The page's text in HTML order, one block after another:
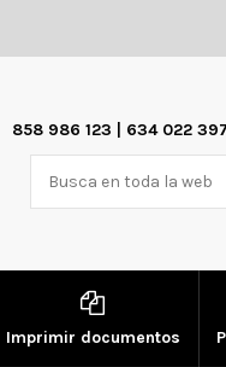
858 986 123 | 634 022
Imprimir documentos